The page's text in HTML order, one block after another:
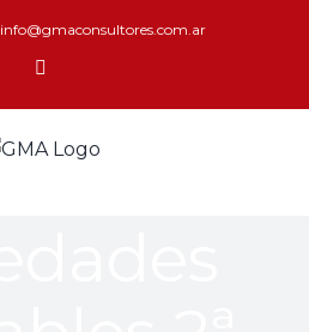
info@gmaconsultores.com.ar